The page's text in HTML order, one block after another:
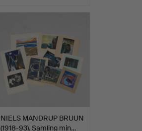
NIELS MANDRUP BRUUN
(1918-93). Samling min…